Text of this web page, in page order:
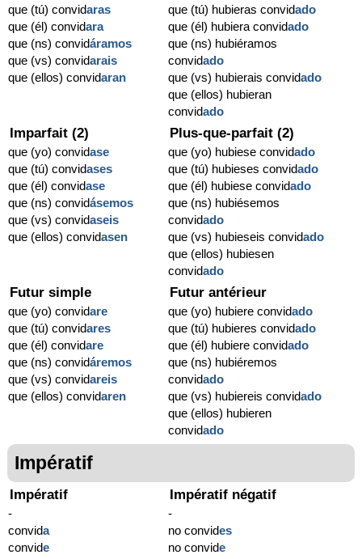
que (tú) convidaras
que (él) convidara
que (ns) convidáramos
que (vs) convidarais
que (ellos) convidaran
que (tú) hubieras convidado
que (él) hubiera convidado
que (ns) hubiéramos
convidado
que (vs) hubierais convidado
que (ellos) hubieran
convidado
Imparfait (2)
que (yo) convidase
que (tú) convidases
que (él) convidase
que (ns) convidásemos
que (vs) convidaseis
que (ellos) convidasen
Plus-que-parfait (2)
que (yo) hubiese convidado
que (tú) hubieses convidado
que (él) hubiese convidado
que (ns) hubiésemos
convidado
que (vs) hubieseis convidado
que (ellos) hubiesen
convidado
Futur simple
que (yo) convidare
que (tú) convidares
que (él) convidare
que (ns) convidáremos
que (vs) convidareis
que (ellos) convidaren
Futur antérieur
que (yo) hubiere convidado
que (tú) hubieres convidado
que (él) hubiere convidado
que (ns) hubiéremos
convidado
que (vs) hubiereis convidado
que (ellos) hubieren
convidado
Impératif
Impératif
-
convida
convide
Impératif négatif
-
no convides
no convide